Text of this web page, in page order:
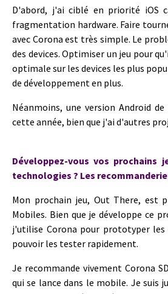
D'abord, j'ai ciblé en priorité iOS
fragmentation hardware. Faire
avec Corona est très simple. Le
des devices. Optimiser un jeu pour
optimale sur les devices les plus
de développement en plus.
Néanmoins, une version Android
cette année, bien que j'ai d'autres
Développez-vous vos prochains
technologies ? Les
Mon prochain jeu, Out There, est
Mobiles. Bien que je développe ce
j'utilise Corona pour prototyper les
pouvoir les tester rapidement.
Je recommande vivement Corona
qui se lance dans le mobile. Je suis